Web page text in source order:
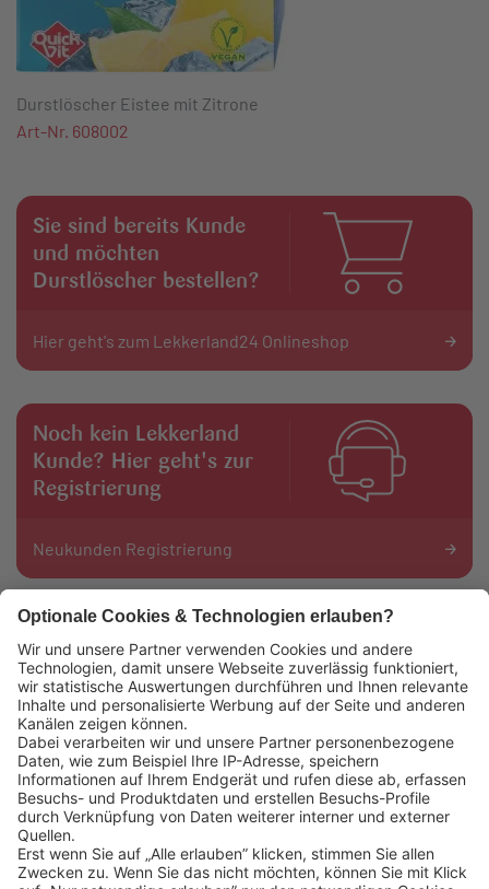
Durstlöscher Eistee mit Zitrone
Art-Nr. 608002
Sie sind bereits Kunde
und möchten
Durstlöscher bestellen?
Hier geht's zum Lekkerland24 Onlineshop
Noch kein Lekkerland
Kunde? Hier geht's zur
Registrierung
Neukunden Registrierung
Das könnte Sie auch interessieren:
Lekkerland SE
50226 Frechen